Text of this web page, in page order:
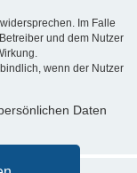
Im Falle
und dem Nutzer
wenn der Nutzer
Daten